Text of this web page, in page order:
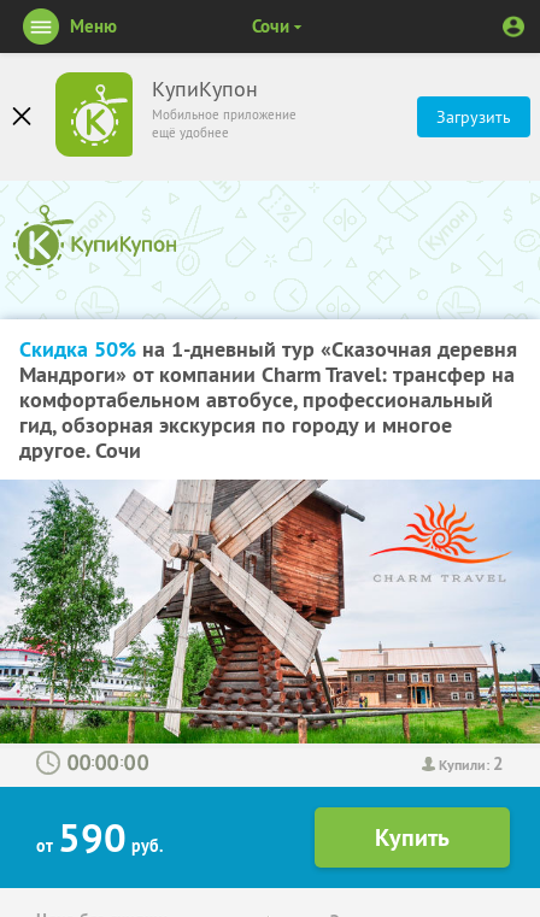
КупиКупон
Мобильное приложение
ещё удобнее
Загрузить
Меню Сочи
Скидка 50% на 1-дневный тур «Сказочная деревня
Мандроги» от компании Charm Travel: трансфер на
комфортабельном автобусе, профессиональный
гид, обзорная экскурсия по городу и многое
другое. Сочи
Купили: 2
: :
от 590 руб.